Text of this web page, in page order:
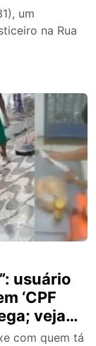
um
na Rua
usuário
‘CPF
veja
com quem tá